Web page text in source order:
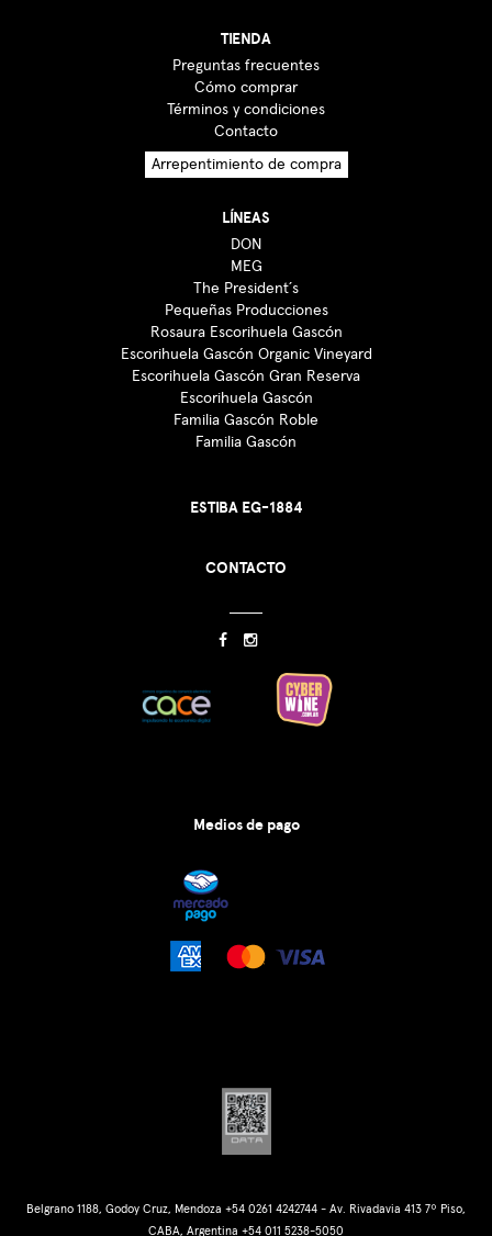
TIENDA
Preguntas frecuentes
Cómo comprar
Términos y condiciones
Contacto
Arrepentimiento de compra
LÍNEAS
DON
MEG
The President´s
Pequeñas Producciones
Rosaura Escorihuela Gascón
Escorihuela Gascón Organic Vineyard
Escorihuela Gascón Gran Reserva
Escorihuela Gascón
Familia Gascón Roble
Familia Gascón
ESTIBA EG-1884
CONTACTO
Medios de pago
Belgrano 1188, Godoy Cruz, Mendoza +54 0261 4242744 - Av. Rivadavia 413 7º Piso,
CABA, Argentina +54 011 5238-5050